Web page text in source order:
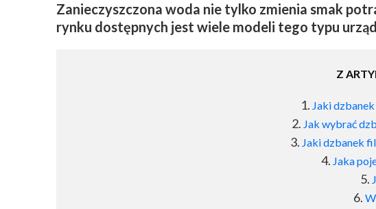
Zanieczyszczona woda nie tylko zmienia smak
rynku dostępnych jest wiele modeli tego typu
Z
Jaki
Jak wybrać
Jaki dzbanek
Jaka